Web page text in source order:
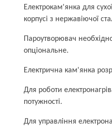
Електрокам'янка для
корпусі з нержавіючої
Пароутворювач
опціональне.
Електрична кам'янка
Для роботи
потужності.
Для управління